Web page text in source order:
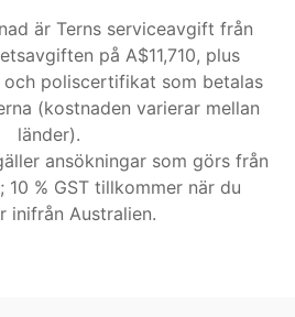
är Terns serviceavgift från
på A$11,710, plus
och poliscertifikat som betalas
(kostnaden varierar mellan
länder).
ansökningar som görs från
10 % GST tillkommer när du
inifrån Australien.